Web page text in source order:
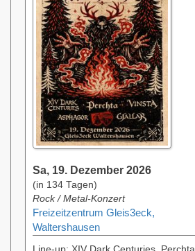
Sa, 19. Dezember 2026
(in 134 Tagen)
Rock / Metal-Konzert
Freizeitzentrum Gleis3eck,
Waltershausen